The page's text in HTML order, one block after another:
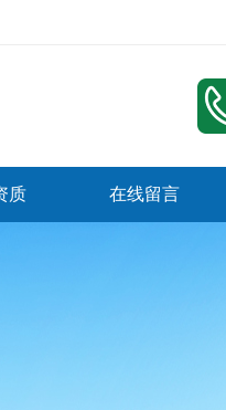
质 在线留言